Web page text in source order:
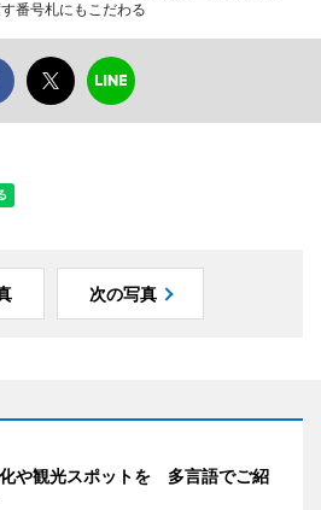
番号札にもこだわる
次の写真
や観光スポットを 多言語でご紹